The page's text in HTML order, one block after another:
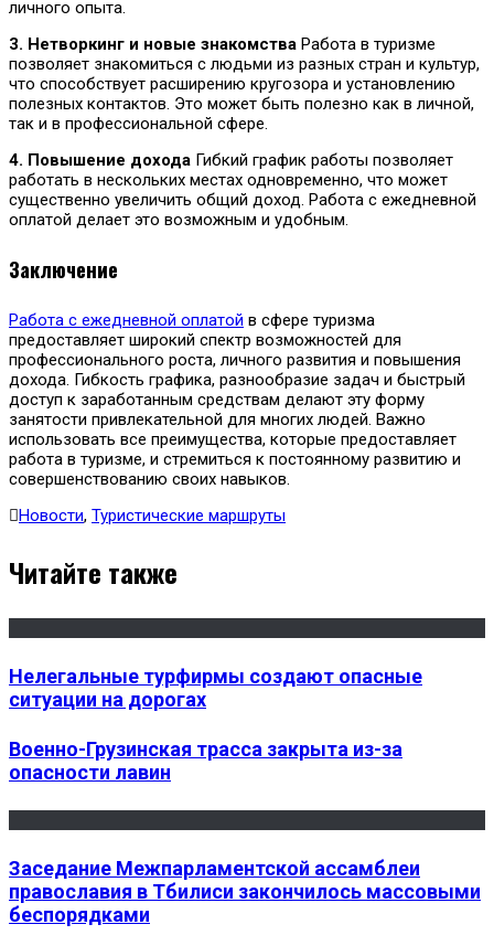
личного опыта.
3. Нетворкинг и новые знакомства Работа в туризме
позволяет знакомиться с людьми из разных стран и культур,
что способствует расширению кругозора и установлению
полезных контактов. Это может быть полезно как в личной,
так и в профессиональной сфере.
4. Повышение дохода Гибкий график работы позволяет
работать в нескольких местах одновременно, что может
существенно увеличить общий доход. Работа с ежедневной
оплатой делает это возможным и удобным.
Заключение
Работа с ежедневной оплатой в сфере туризма
предоставляет широкий спектр возможностей для
профессионального роста, личного развития и повышения
дохода. Гибкость графика, разнообразие задач и быстрый
доступ к заработанным средствам делают эту форму
занятости привлекательной для многих людей. Важно
использовать все преимущества, которые предоставляет
работа в туризме, и стремиться к постоянному развитию и
совершенствованию своих навыков.
Новости, Туристические маршруты
Читайте также
Нелегальные турфирмы создают опасные
ситуации на дорогах
Военно-Грузинская трасса закрыта из-за
опасности лавин
Заседание Межпарламентской ассамблеи
православия в Тбилиси закончилось массовыми
беспорядками